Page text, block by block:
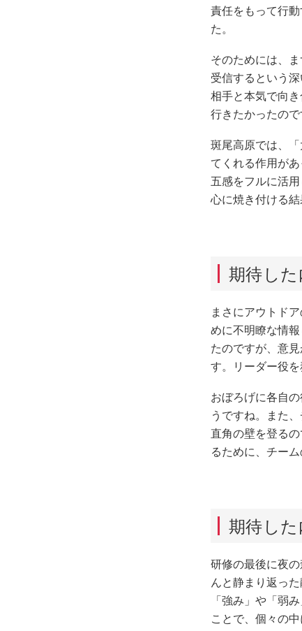
責任をもって行
た。
そのためには、
受信するという深
相手と本気で向
行きたかったので
斑尾高原では、
てくれる作用が
五感をフルに活
心に焼き付ける結
期待し
まさにアウトド
めに不明瞭な情
たのですが、意
す。リーダー役
おぼろげに各自
うですね。また
直角の壁を登る
るために、チー
期待し
研修の最後に夜
んと静まり返っ
「強み」や「弱
ことで、個々の